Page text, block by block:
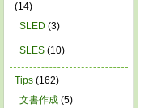
(14)
SLED (3)
SLES (10)
Tips (162)
文書作成 (5)